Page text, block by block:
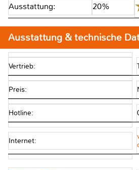
Ausstattung: 20%
Ausstattung & technische
Vertrieb:
Preis:
Hotline:
Internet: